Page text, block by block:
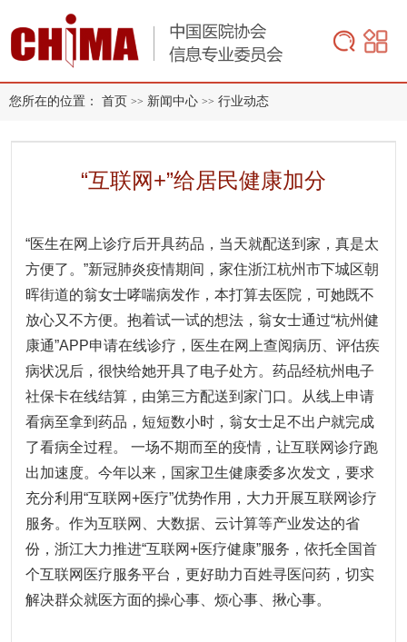
您所在的位置： 首页 >> 新闻中心 >> 行业动态
“互联网+”给居民健康加分
“医生在网上诊疗后开具药品，当天就配送到家，真是太
方便了。 ”新冠肺炎疫情期间，家住浙江杭州市下城区朝
晖街道的翁女士哮喘病发作，本打算去医院，可她既不
放心又不方便。 抱着试一试的想法，翁女士通过“杭州健
康通”APP申请在线诊疗，医生在网上查阅病历、评估疾
病状况后，很快给她开具了电子处方。 药品经杭州电子
社保卡在线结算，由第三方配送到家门口。
从线上申请
看病至拿到药品，短短数小时，翁女士足不出户就完成
了看病全过程。
一场不期而至的疫情，让互联网诊疗跑
出加速度。 今年以来，国家卫生健康委多次发文，要求
充分利用“互联网+医疗”优势作用，大力开展互联网诊疗
服务。 作为互联网、大数据、云计算等产业发达的省
份，浙江大力推进“互联网+医疗健康”服务，依托全国首
个互联网医疗服务平台，更好助力百姓寻医问药，切实
解决群众就医方面的操心事、烦心事、揪心事。